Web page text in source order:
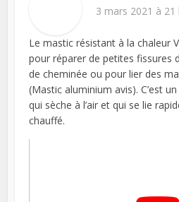
3 mars 2021 à 21
Le mastic résistant à la chaleur
pour réparer de petites fissures
de cheminée ou pour lier des
(Mastic aluminium avis). C’est
qui sèche à l’air et qui se lie
chauffé.